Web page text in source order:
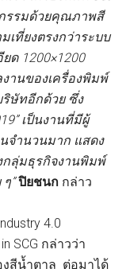
กรรมด้วยคุณภาพสี
ที่ยงตรงกว่าระบบ
ด 1200×1200
านของเครื่องพิมพ์
ริษัทอีกด้วย ซึ่ง
เป็นงานที่มีผู้
จำนวนมาก แสดง
กลุ่มธุรกิจงานพิมพ์
ๆ” ปิยชนก กล่าว
4.0
SCG กล่าวว่า
งสีน้ำตาล ต่อมาได้